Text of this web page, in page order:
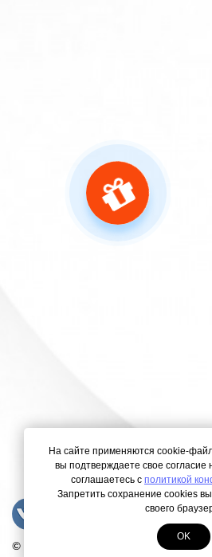
© Copyright 2000-2026. Все
На сайте применяются cookie-
вы подтверждаете свое согласие
соглашаетесь с политикой
Запретить сохранение cookies
своего
OK